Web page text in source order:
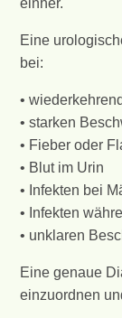
einher.
Eine
bei:
•
• starken
• Fieber oder
• Blut im Urin
• Infekten bei
• Infekten
• unklaren
Eine genaue
einzuordnen